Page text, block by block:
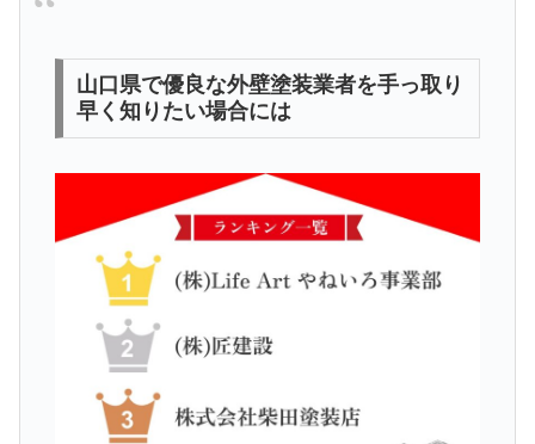
山口県で優良な外壁塗装業者を手っ取り
早く知りたい場合には